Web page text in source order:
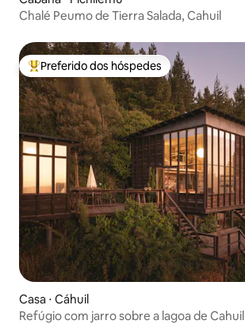
Chalé Peumo de Tierra Salada, Cahuil
Entre os melhores preferidos dos hóspedes
Preferido dos hóspedes
Casa ⋅ Cáhuil
Refúgio com jarro sobre a lagoa de Cahuil